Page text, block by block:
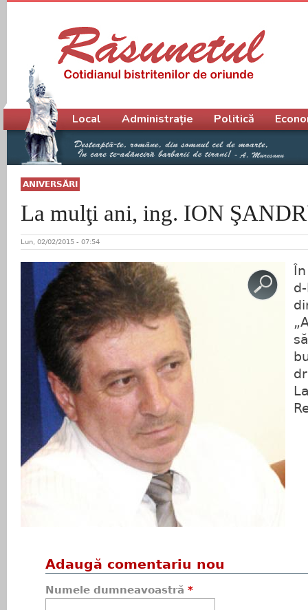
ANIVERSĂRI
La mulţi ani, ing. ION
Lun, 02/02/2015 - 07:54
Adaugă comentariu nou
Numele dumneavoastră *
Meniu principal
Local Administrație Politică